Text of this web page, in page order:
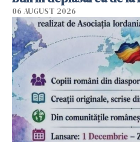
06 AUGUST 2026